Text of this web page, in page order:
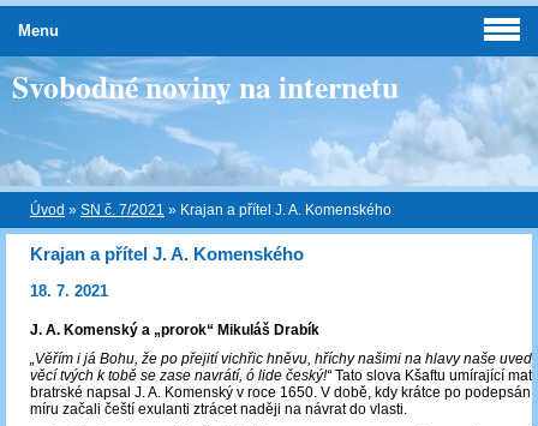
Svobodné noviny na internetu
Úvod » SN č. 7/2021 » Krajan a přítel J. A. Komenského
Krajan a přítel J. A. Komenského
18. 7. 2021
J. A. Komenský a „prorok“ Mikuláš Drabík
„Věřím i já Bohu, že po přejití vichřic hněvu, hříchy našimi na hlavy naše
věcí tvých k tobě se zase navrátí, ó lide český!“Tato slova Kšaftu umírající
bratrské napsal J. A. Komenský v roce 1650. V době, kdy krátce po
míru začali čeští exulanti ztrácet naději na návrat do vlasti.
Menu